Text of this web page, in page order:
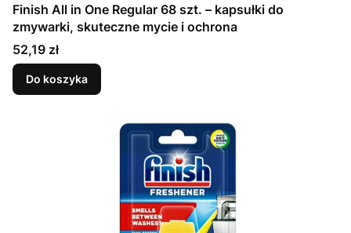
Finish All in One Regular 68 szt. – kapsułki do
zmywarki, skuteczne mycie i ochrona
Cena
52,19 zł
Do koszyka